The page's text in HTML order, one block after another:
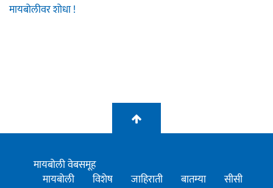
मायबोलीवर शोधा !
मायबोली वेबसमूह
मायबोली
विशेष जाहिराती बातम्या सीसी